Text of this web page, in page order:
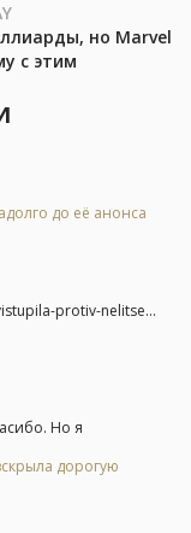
но Marvel
с этим
до её анонса
protiv-nelitse...
Но я
дорогую